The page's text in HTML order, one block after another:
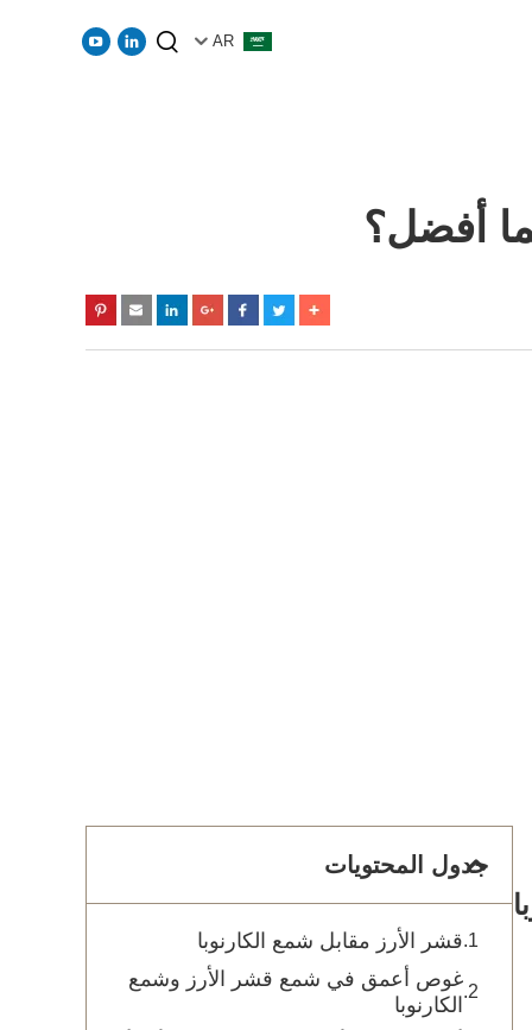
AR
أفضل؟
جدول المحتويات
قشر الأرز مقابل شمع الكارنوبا
غوص أعمق في شمع قشر الأرز وشمع
الكارنوبا